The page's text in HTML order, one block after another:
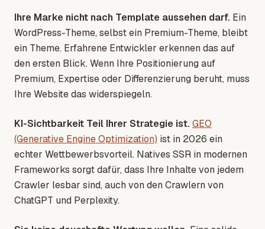
Ihre Marke nicht nach Template aussehen darf. Ein
WordPress-Theme, selbst ein Premium-Theme, bleibt
ein Theme. Erfahrene Entwickler erkennen das auf
den ersten Blick. Wenn Ihre Positionierung auf
Premium, Expertise oder Differenzierung beruht, muss
Ihre Website das widerspiegeln.
KI-Sichtbarkeit Teil Ihrer Strategie ist.GEO
(Generative Engine Optimization) ist in 2026 ein
echter Wettbewerbsvorteil. Natives SSR in modernen
Frameworks sorgt dafür, dass Ihre Inhalte von jedem
Crawler lesbar sind, auch von den Crawlern von
ChatGPT und Perplexity.